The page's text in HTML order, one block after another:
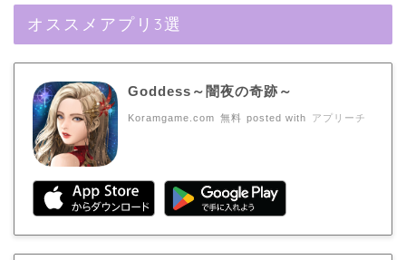
オススメアプリ3選
Goddess～闇夜の奇跡～
Koramgame.com 無料 posted with アプリーチ